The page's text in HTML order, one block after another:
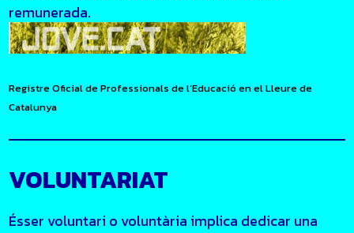
remunerada.
Registre Oficial de Professionals de l’Educació en el Lleure de
Catalunya
VOLUNTARIAT
Ésser voluntari o voluntària implica dedicar una